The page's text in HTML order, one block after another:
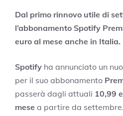
Dal primo rinnovo utile di
l’abbonamento Spotify
euro al mese anche in Italia.
Spotify ha annunciato un
per il suo abbonamento
passerà dagli attuali 10,99
mese a partire da